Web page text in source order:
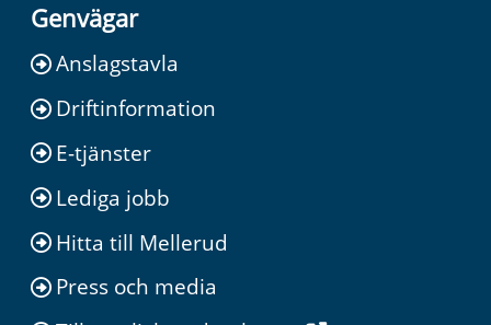
Genvägar
Anslagstavla
Driftinformation
E-tjänster
Lediga jobb
Hitta till Mellerud
Press och media